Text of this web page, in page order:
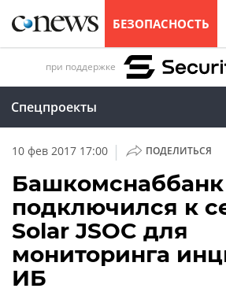
БЕЗОПАСНОСТЬ
при поддержке
Спецпроекты
10 фев 2017 17:00 | ПОДЕЛИТЬСЯ
Башкомснаббанк
подключился к
Solar JSOC для
мониторинга
ИБ